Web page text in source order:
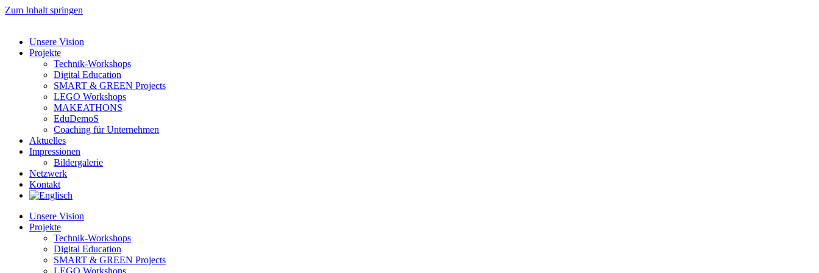
Zum Inhalt springen
Unsere Vision
Projekte
Technik-Workshops
Digital Education
SMART & GREEN Projects
LEGO Workshops
MAKEATHONS
EduDemoS
Coaching für Unternehmen
Aktuelles
Impressionen
Bildergalerie
Netzwerk
Kontakt
Unsere Vision
Projekte
Technik-Workshops
Digital Education
SMART & GREEN Projects
LEGO Workshops